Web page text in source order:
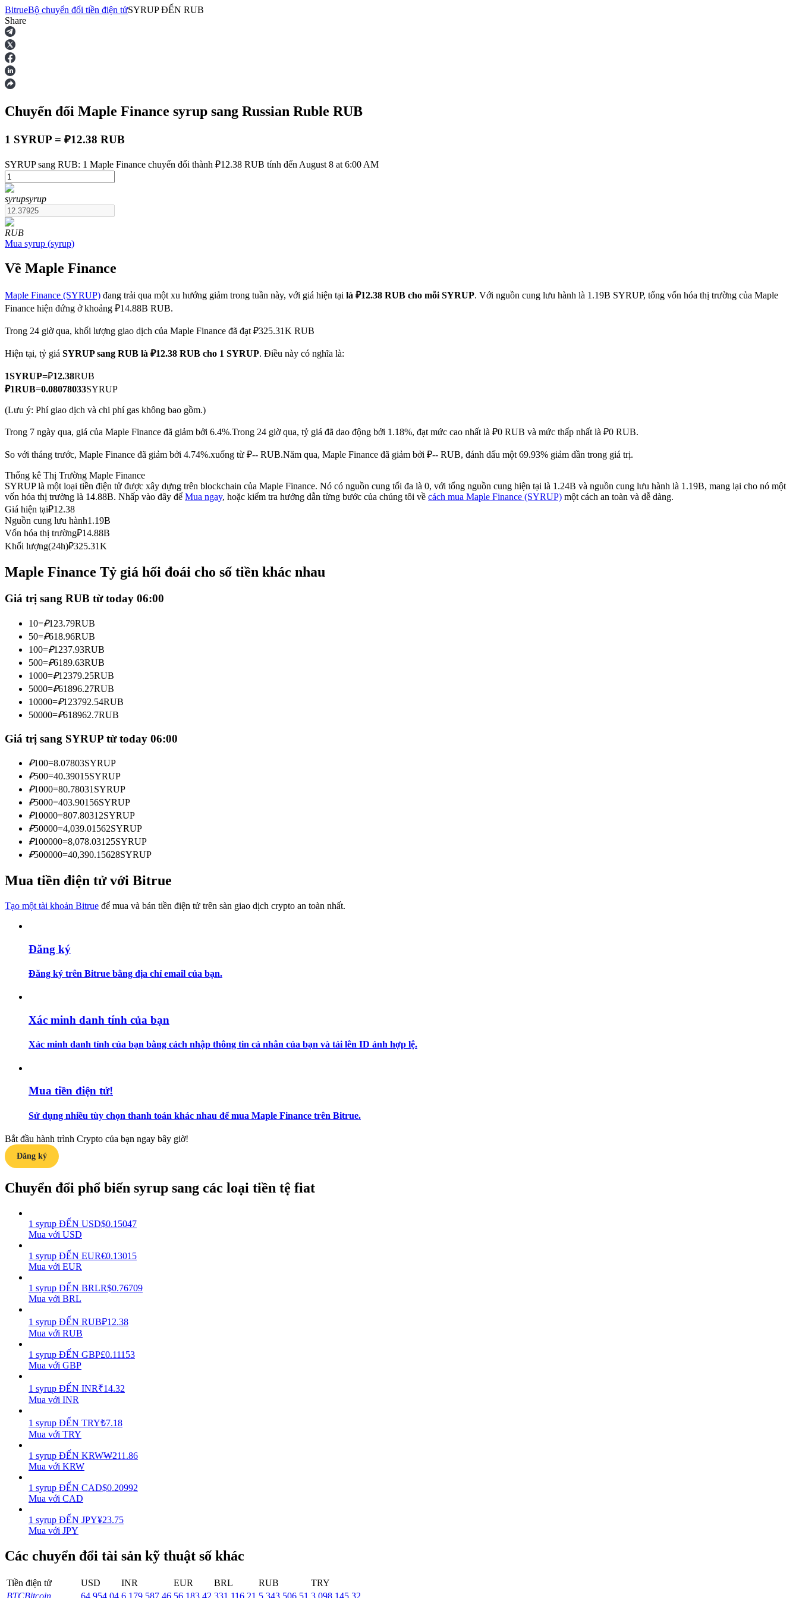
Hợp đồng tương lai
Futures sử dụng USDT làm tài sản thế chấp
TradFi
Phái sinh cổ phiếu, ngoại hối, kim loại quý và hàng hóa
USDC Futures vĩnh cửu
Futures sử dụng USDC làm tài sản thế chấp
Sao chép Giao dịch
Tham gia cùng các nhà giao dịch hàng đầu
Trở thành Nhà giao dịch Sao chép
Tận hưởng chia sẻ lợi nhuận và hoa hồng giao dịch sao chép
Thông tin
Phân tích dữ liệu lớn bao gồm thông tin giao dịch, v.v.
Hướng dẫn
Hướng dẫn giao dịch Spot
Chiến lược giao dịch
Học cách duy trì lợi nhuận
Làm cho tài sản của bạn tăng giá trị đều đặn
BitrueBộ chuyển đổi tiền điện tửSYRUP ĐẾN RUB
Share
Chuyển đổi Maple Finance syrup sang Russian Ruble RUB
1 SYRUP = ₽12.38 RUB
SYRUP sang RUB: 1 Maple Finance chuyển đổi thành ₽12.38 RUB tính đến August 8 at 6:00 AM
syrupsyrup
RUB
Mua syrup (syrup)
Về Maple Finance
Maple Finance (SYRUP) đang trải qua một xu hướng giảm trong tuần này, với giá hiện tại là ₽12.38 RUB cho mỗi SYRUP. Với nguồn cung lưu hành là 1.19B SYRUP, tổng vốn hóa thị trường của Maple
Finance hiện đứng ở khoảng ₽14.88B RUB.
Trong 24 giờ qua, khối lượng giao dịch của Maple Finance đã đạt ₽325.31K RUB
Hiện tại, tỷ giá SYRUP sang RUB là ₽12.38 RUB cho 1 SYRUP. Điều này có nghĩa là:
1SYRUP=₽12.38RUB
₽1RUB=0.08078033SYRUP
(Lưu ý: Phí giao dịch và chi phí gas không bao gồm.)
Trong 7 ngày qua, giá của Maple Finance đã giảm bởi 6.4%.Trong 24 giờ qua, tỷ giá đã dao động bởi 1.18%, đạt mức cao nhất là ₽0 RUB và mức thấp nhất là ₽0 RUB.
So với tháng trước, Maple Finance đã giảm bởi 4.74%.xuống từ ₽-- RUB.Năm qua, Maple Finance đã giảm bởi ₽-- RUB, đánh dấu một 69.93% giảm dần trong giá trị.
Thống kê Thị Trường Maple Finance
SYRUP là một loại tiền điện tử được xây dựng trên blockchain của Maple Finance. Nó có nguồn cung tối đa là 0, với tổng nguồn cung hiện tại là 1.24B và nguồn cung lưu hành là 1.19B, mang lại cho nó một
vốn hóa thị trường là 14.88B. Nhấp vào đây để Mua ngay, hoặc kiểm tra hướng dẫn từng bước của chúng tôi về cách mua Maple Finance (SYRUP) một cách an toàn và dễ dàng.
Giá hiện tại₽12.38
Nguồn cung lưu hành1.19B
Vốn hóa thị trường₽14.88B
Khối lượng(24h)₽325.31K
Maple Finance Tỷ giá hối đoái cho số tiền khác nhau
Giá trị sang RUB từ today 06:00
10=₽123.79RUB
50=₽618.96RUB
100=₽1237.93RUB
500=₽6189.63RUB
1000=₽12379.25RUB
5000=₽61896.27RUB
10000=₽123792.54RUB
50000=₽618962.7RUB
Giá trị sang SYRUP từ today 06:00
₽100=8.07803SYRUP
₽500=40.39015SYRUP
₽1000=80.78031 SYRUP
₽5000=403.90156SYRUP
₽10000=807.80312SYRUP
₽50000=4,039.01562SYRUP
₽100000=8,078.03125SYRUP
₽500000=40,390.15628SYRUP
Mua tiền điện tử với Bitrue
Tạo một tài khoản Bitrue để mua và bán tiền điện tử trên sàn giao dịch crypto an toàn nhất.
Đăng ký
Đăng ký trên Bitrue bằng địa chỉ email của bạn.
Xác minh danh tính của bạn
Xác minh danh tính của bạn bằng cách nhập thông tin cá nhân của bạn và tải lên ID ảnh hợp lệ.
Mua tiền điện tử!
Sử dụng nhiều tùy chọn thanh toán khác nhau để mua Maple Finance trên Bitrue.
Bắt đầu hành trình Crypto của bạn ngay bây giờ!
Đăng ký
Chuyển đổi phổ biến syrup sang các loại tiền tệ fiat
1 syrup ĐẾN USD$0.15047
Mua với USD
1 syrup ĐẾN EUR€0.13015
Mua với EUR
1 syrup ĐẾN BRLR$0.76709
Mua với BRL
1 syrup ĐẾN RUB₽12.38
Mua với RUB
1 syrup ĐẾN GBP£0.11153
Mua với GBP
1 syrup ĐẾN INR₹14.32
Mua với INR
1 syrup ĐẾN TRY₺7.18
Mua với TRY
1 syrup ĐẾN KRW₩211.86
Mua với KRW
1 syrup ĐẾN CAD$0.20992
Mua với CAD
1 syrup ĐẾN JPY¥23.75
Mua với JPY
Các chuyển đổi tài sản kỹ thuật số khác
Tiền điện tử USD INR EUR BRL RUB
TRY
BTCBitcoin 64,954.04 6,179,587.46 56,183.42 331,116.21 5,343,506.51 3,098,145.32